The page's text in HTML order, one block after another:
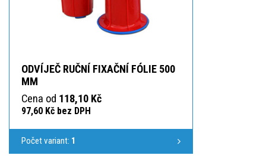
ODVÍJEČ RUČNÍ FIXAČNÍ FÓLIE 500
MM
Cena od 118,10 Kč
97,60 Kč bez DPH
Počet variant: 1